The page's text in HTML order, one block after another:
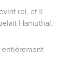
roi, et il
Hamuthal,
entièrement